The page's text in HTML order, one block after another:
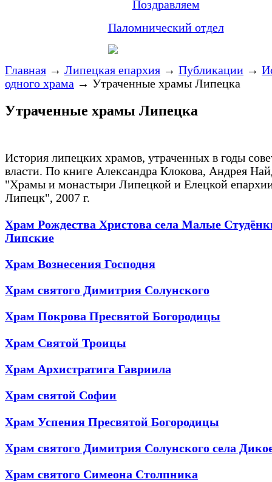
Поздравляем
Паломнический отдел
Главная → Липецкая епархия → Публикации →
одного храма → Утраченные храмы Липецка
Утраченные храмы Липецка
История липецких храмов, утраченных в годы
власти. По книге Александра Клокова, Андрея
"Храмы и монастыри Липецкой и Елецкой
Липецк", 2007 г.
Храм Рождества Христова села Малые
Липские
Храм Вознесения Господня
Храм святого Димитрия Солунского
Храм Покрова Пресвятой Богородицы
Храм Святой Троицы
Храм Архистратига Гавриила
Храм святой Софии
Храм Успения Пресвятой Богородицы
Храм святого Димитрия Солунского села
Храм святого Симеона Столпника